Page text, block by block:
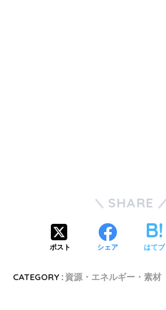
SHARE
ポスト シェア はてブ
CATEGORY : 資源・エネルギー・素材